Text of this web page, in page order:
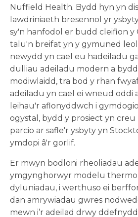
Nuffield Health. Bydd hyn yn
lawdriniaeth bresennol yr
sy'n hanfodol er budd cleifion y
talu'n breifat yn y gymuned
newydd yn cael eu hadeiladu
dulliau adeiladu modern a
modiwlaidd, tra bod y rhan
adeiladu yn cael ei wneud oddi
leihau'r aflonyddwch i
ogystal, bydd y prosiect yn creu
parcio ar safle'r ysbyty yn
ymdopi â'r gorlif.
Er mwyn bodloni rheoliadau
ymgynghorwyr modelu
dyluniadau, i werthuso ei
dan amrywiadau gwres
mewn i’r adeilad drwy